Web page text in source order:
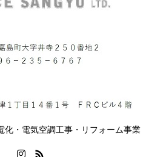
化・電気空調工事・リフォーム事業